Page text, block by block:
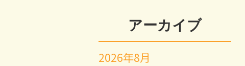
アーカイブ
2026年8月